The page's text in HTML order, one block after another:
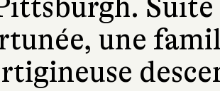
Suite
une